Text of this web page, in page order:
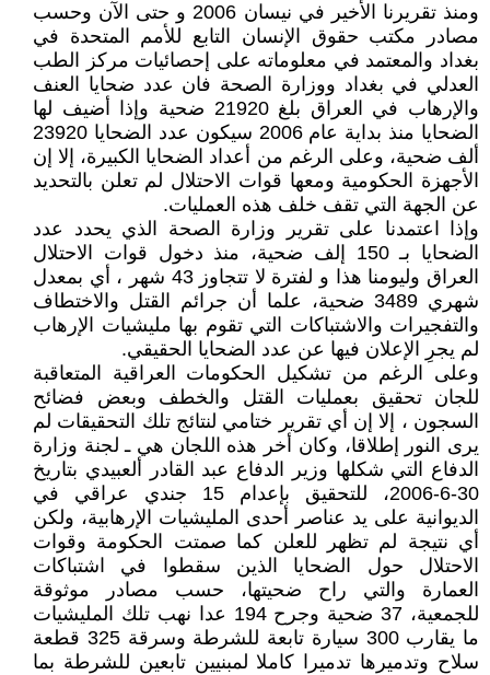
ومنذ تقريرنا الأخير في نيسان 2006 و حتى الآن وحسب
مصادر مكتب حقوق الإنسان التابع للأمم المتحدة في
بغداد والمعتمد في معلوماته على إحصائيات مركز الطب
العدلي في بغداد ووزارة الصحة فان عدد ضحايا العنف
والإرهاب في العراق بلغ 21920 ضحية وإذا أضيف لها
الضحايا منذ بداية عام 2006 سيكون عدد الضحايا 23920
ألف ضحية، وعلى الرغم من أعداد الضحايا الكبيرة، إلا إن
الأجهزة الحكومية ومعها قوات الاحتلال لم تعلن بالتحديد
عن الجهة التي تقف خلف هذه العمليات.
وإذا اعتمدنا على تقرير وزارة الصحة الذي يحدد عدد
الضحايا بـ 150 إلف ضحية، منذ دخول قوات الاحتلال
العراق وليومنا هذا و لفترة لا تتجاوز 43 شهر ، أي بمعدل
شهري 3489 ضحية، علما أن جرائم القتل والاختطاف
والتفجيرات والاشتباكات التي تقوم بها مليشيات الإرهاب
لم يجرِ الإعلان فيها عن عدد الضحايا الحقيقي.
وعلى الرغم من تشكيل الحكومات العراقية المتعاقبة
للجان تحقيق بعمليات القتل والخطف وبعض فضائح
السجون ، إلا إن أي تقرير ختامي لنتائج تلك التحقيقات لم
يرى النور إطلاقا، وكان أخر هذه اللجان هي ـ لجنة وزارة
الدفاع التي شكلها وزير الدفاع عبد القادر ألعبيدي بتاريخ
30-6-2006، للتحقيق بإعدام 15 جندي عراقي في
الديوانية على يد عناصر أحدى المليشيات الإرهابية، ولكن
أي نتيجة لم تظهر للعلن كما صمتت الحكومة وقوات
الاحتلال حول الضحايا الذين سقطوا في اشتباكات
العمارة والتي راح ضحيتها، حسب مصادر موثوقة
للجمعية، 37 ضحية وجرح 194 عدا نهب تلك المليشيات
ما يقارب 300 سيارة تابعة للشرطة وسرقة 325 قطعة
سلاح وتدميرها تدميرا كاملا لمبنيين تابعين للشرطة بما